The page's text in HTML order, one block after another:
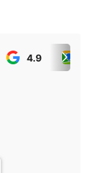
4.9